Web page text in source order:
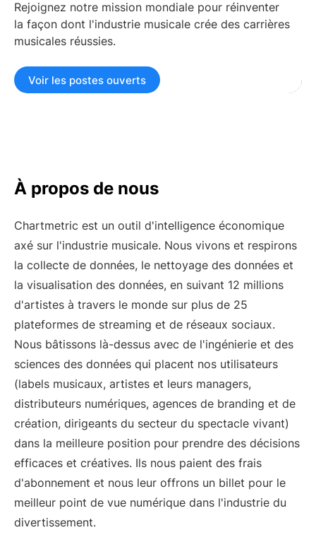
marketing numérique
Gestionnaires d'artistes
Onesheet
Tarification
Rejoignez notre mission mondiale pour réinventer
la façon dont l'industrie musicale crée des carrières
musicales réussies.
Voir les postes ouverts
À propos de nous
Chartmetric est un outil d'intelligence économique
axé sur l'industrie musicale. Nous vivons et respirons
la collecte de données, le nettoyage des données et
la visualisation des données, en suivant 12 millions
d'artistes à travers le monde sur plus de 25
plateformes de streaming et de réseaux sociaux.
Nous bâtissons là-dessus avec de l'ingénierie et des
sciences des données qui placent nos utilisateurs
(labels musicaux, artistes et leurs managers,
distributeurs numériques, agences de branding et de
création, dirigeants du secteur du spectacle vivant)
dans la meilleure position pour prendre des décisions
efficaces et créatives. Ils nous paient des frais
d'abonnement et nous leur offrons un billet pour le
meilleur point de vue numérique dans l'industrie du
divertissement.